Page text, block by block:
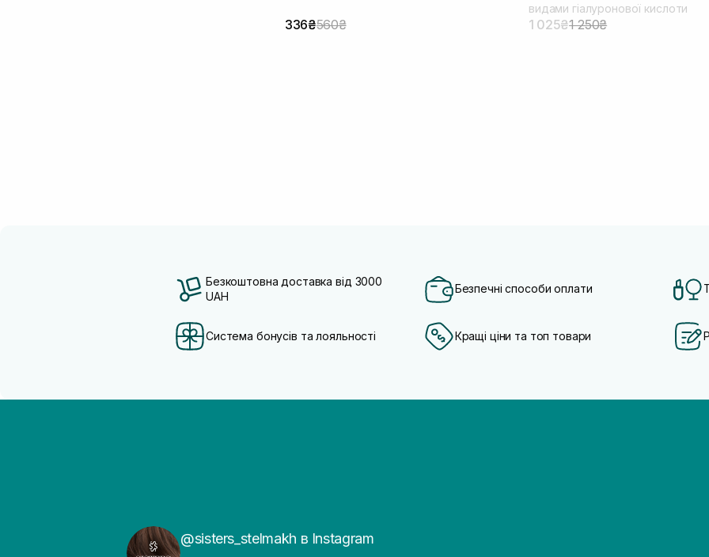
336₴560₴
видами гіалуронової кислоти
1 025₴1 250₴
Безкоштовна доставка від 3000
UAH
Безпечні способи оплати
Система бонусів та лояльності Кращі ціни та топ товари
@sisters_stelmakh в Instagram